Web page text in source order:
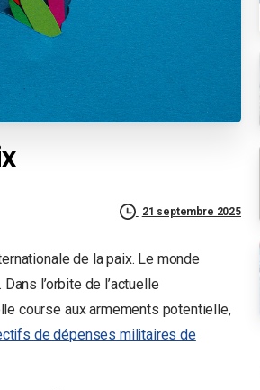
21 septembre 2025
de la paix. Le monde
l’orbite de l’actuelle
course aux armements potentielle,
de dépenses militaires de